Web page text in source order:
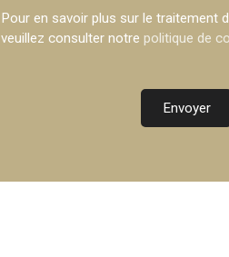
Pour en savoir plus sur le traitement
veuillez consulter notre politique de
Envoyer